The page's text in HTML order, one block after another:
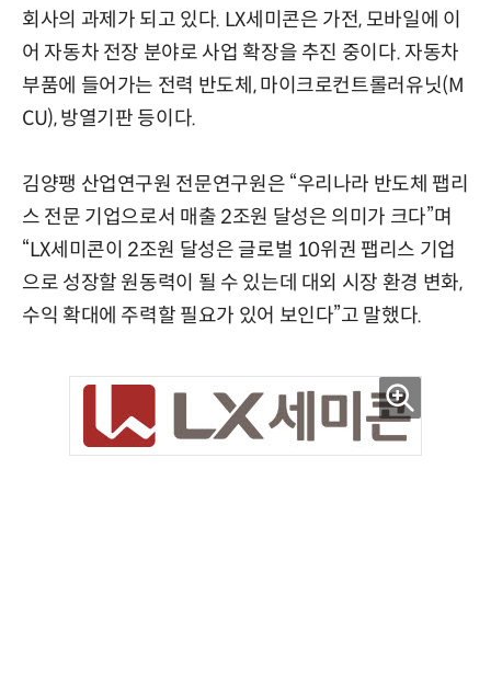
회사의 과제가 되고 있다. LX세미콘은 가전, 모바일에 이
어 자동차 전장 분야로 사업 확장을 추진 중이다. 자동차
부품에 들어가는 전력 반도체, 마이크로컨트롤러유닛(M
CU), 방열기판 등이다.
김양팽 산업연구원 전문연구원은 “우리나라 반도체 팹리
스 전문 기업으로서 매출 2조원 달성은 의미가 크다”며
“LX세미콘이 2조원 달성은 글로벌 10위권 팹리스 기업
으로 성장할 원동력이 될 수 있는데 대외 시장 환경 변화,
수익 확대에 주력할 필요가 있어 보인다”고 말했다.